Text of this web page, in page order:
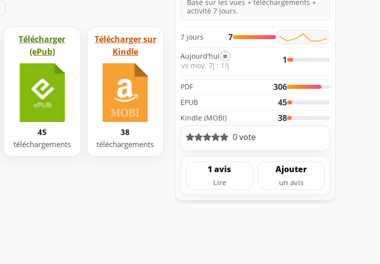
Télécharger
(ePub)
45
téléchargements
Télécharger sur
Kindle
38
téléchargements
Basé sur les vues + téléchargements +
activité 7 jours.
7 jours 7
Aujourd’hui =
vs moy. 7j : 1/j
1
PDF 306
EPUB 45
Kindle (MOBI)
38
0 vote
1 avis
Lire
Ajouter
un avis